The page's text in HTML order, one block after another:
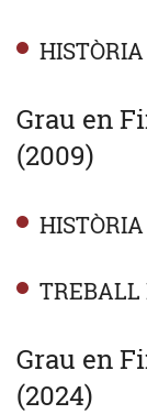
Grau en
(2009)
TREBALL
Grau en
(2024)